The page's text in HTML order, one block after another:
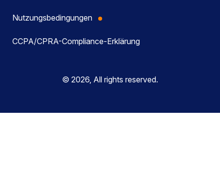
Nutzungsbedingungen
CCPA/CPRA-Compliance-Erklärung
© 2026, All rights reserved.